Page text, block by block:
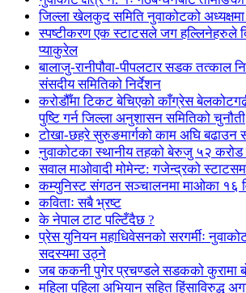
जिल्ला खेलकुद समिति नुवाकोटको अध्यक्षमा
स्पष्टीकरण एक स्टाटसले जग हल्लिनेहरुले
प्याकुरेल
बालाजु-रानीपौवा-पीपलटार सडक तत्काल
संसदीय समितिको निर्देशन
करोडौँमा टिकट बेचिएको काँग्रेस
पुष्टि गर्न जिल्ला अनुशासन समितिको चुनौती
टोखा-छहरे सुरुङमार्गको काम अघि बढाउन
नुवाकोटका स्थानीय तहको बेरुजु ५२ करोड
सवाल माओवादी मोमेन्ट: गजेन्द्रको
कम्युनिस्ट संगठन सञ्चालनमा माओका १६
कविताः सबै भ्रष्ट
के नेपाल टाट पल्टिँदैछ ?
प्रेस युनियन महाधिवेसनको सरगर्मीः
सदस्यमा उठ्ने
जब ककनी पुगेर प्रचण्डले सडकको कुरामा
महिला पहिला अभियान सहित हिंसाविरुद्ध